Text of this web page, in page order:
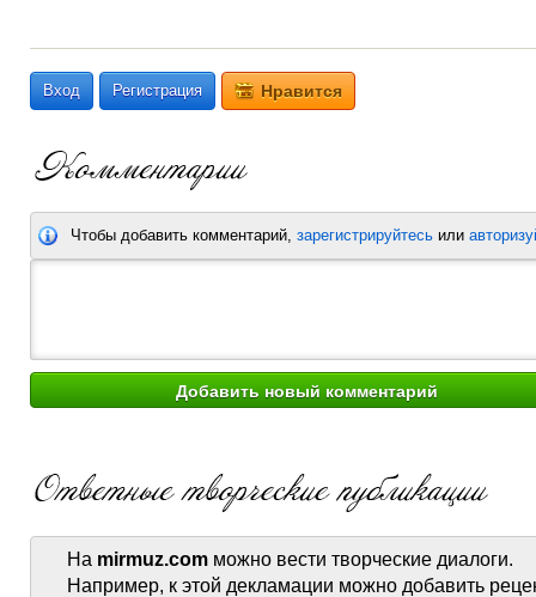
Вход Регистрация Нравится
Чтобы добавить комментарий, зарегистрируйтесь или
На mirmuz.com можно вести творческие диалоги.
Например, к этой декламации можно добавить